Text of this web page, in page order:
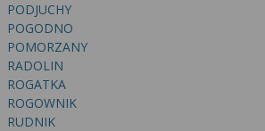
PODJUCHY
POGODNO
POMORZANY
RADOLIN
ROGATKA
ROGOWNIK
RUDNIK